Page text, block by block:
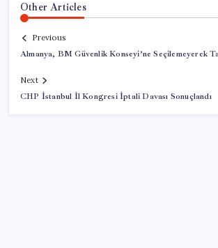
Other Articles
Previous
Almanya, BM Güvenlik Konseyi’ne Seçilemeyerek
Next
CHP İstanbul İl Kongresi İptali Davası Sonuçlandı